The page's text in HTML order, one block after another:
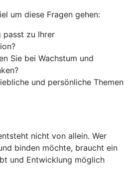
um diese Fragen gehen:
passt zu Ihrer
Sie bei Wachstum und
und persönliche Themen
nicht von allein. Wer
binden möchte, braucht ein
und Entwicklung möglich